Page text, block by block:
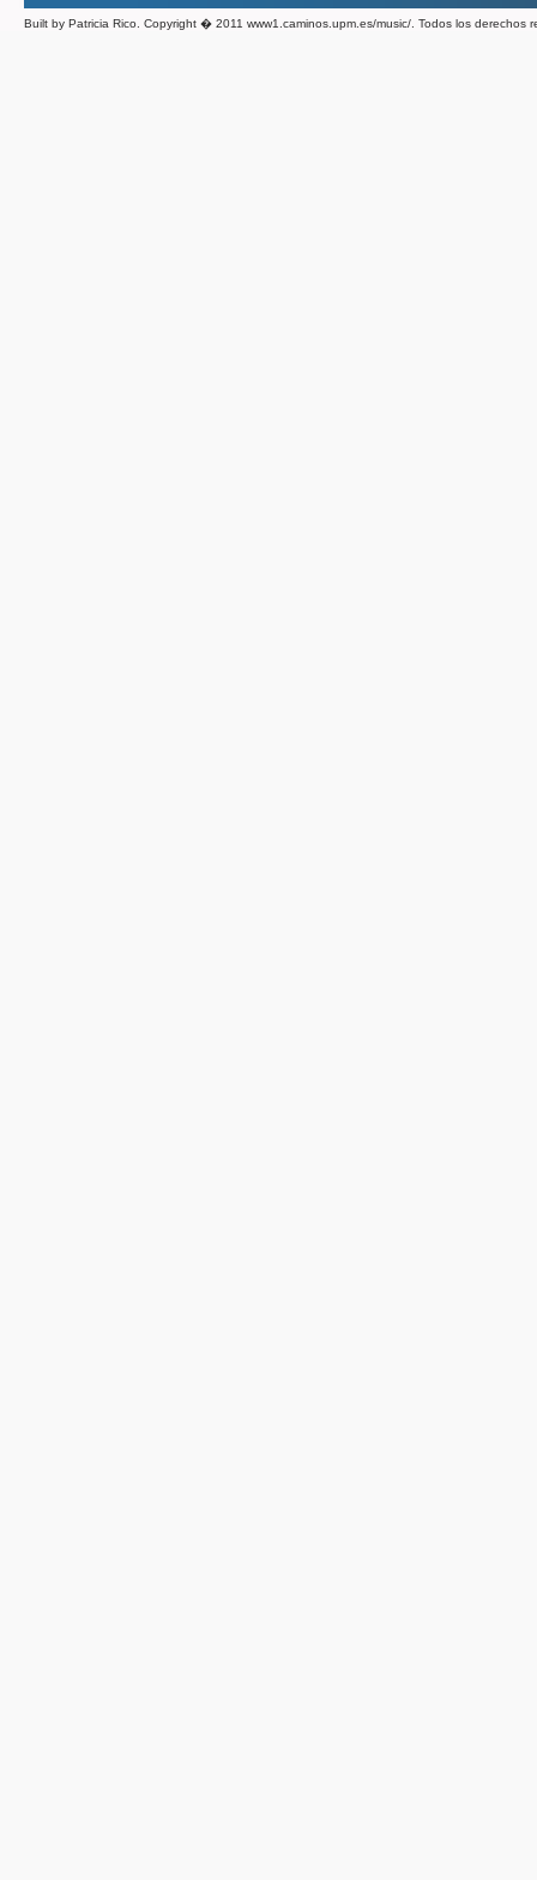
Built by Patricia Rico. Copyright � 2011 www1.caminos.upm.es/music/. Todos los derechos